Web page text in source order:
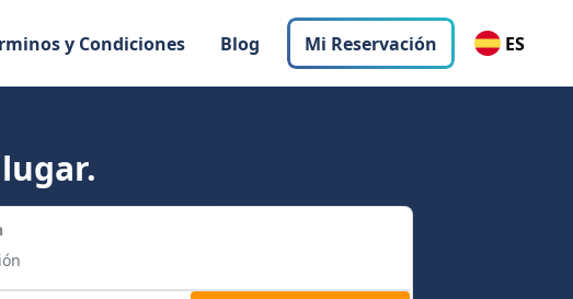
y Condiciones Blog Mi Reservación ES